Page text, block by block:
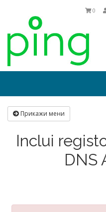
0
Прикажи мени
Inclui
DNS